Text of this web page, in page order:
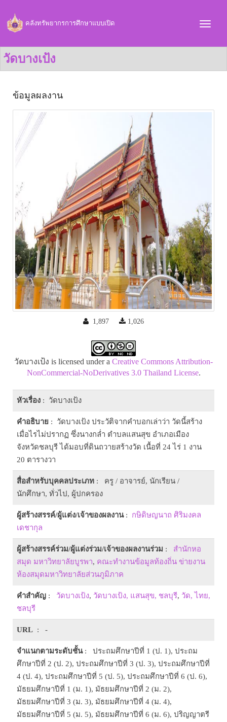
คลังทรัพยากรการศึกษาแบบเปิด
วัดบางเป้ง
ข้อมูลผลงาน
1,897 1,026
วัดบางเป้ง is licensed under a Creative Commons Attribution-
NonCommercial-NoDerivatives 3.0 Thailand License.
หัวเรื่อง : วัดบางเป้ง
คำอธิบาย : วัดบางเป้ง ประวัติจากคำบอกเล่าว่า วัดนี้สร้าง
เมื่อไรไม่ปรากฏ ซึ่งนางกล่ำ ตำบลแสนสุข อำเภอเมือง
จังหวัดชลบุรี ได้มอบที่ดินถวายสร้างวัด เนื้อที่ 24 ไร่ 1 งาน
20 ตารางวา
สื่อสำหรับบุคคลประเภท : ครู / อาจารย์, นักเรียน /
นักศึกษา, ทั่วไป, ผู้ปกครอง
ผู้สร้างสรรค์/ผู้แต่ง/เจ้าของผลงาน: กษิดิษญนาถ ศิริมงคล
เดชากุล
ผู้สร้างสรรค์ร่วม/ผู้แต่งร่วม/เจ้าของผลงานร่วม : สำนักหอ
สมุด มหาวิทยาลัยบูรพา, คณะทำงานข้อมูลท้องถิ่น ข่ายงาน
ห้องสมุดมหาวิทยาลัยส่วนภูมิภาค
คำสำคัญ : วัดบางเป้ง, วัดบางเป้ง, แสนสุข, ชลบุรี, วัด, ไทย,
ชลบุรี
URL : -
จำแนกตามระดับชั้น: ประถมศึกษาปีที่ 1 (ป. 1), ประถม
ศึกษาปีที่ 2 (ป. 2), ประถมศึกษาปีที่ 3 (ป. 3), ประถมศึกษาปีที่
4 (ป. 4), ประถมศึกษาปีที่ 5 (ป. 5), ประถมศึกษาปีที่ 6 (ป. 6),
มัธยมศึกษาปีที่ 1 (ม. 1), มัธยมศึกษาปีที่ 2 (ม. 2),
มัธยมศึกษาปีที่ 3 (ม. 3), มัธยมศึกษาปีที่ 4 (ม. 4),
มัธยมศึกษาปีที่ 5 (ม. 5), มัธยมศึกษาปีที่ 6 (ม. 6), ปริญญาตรี